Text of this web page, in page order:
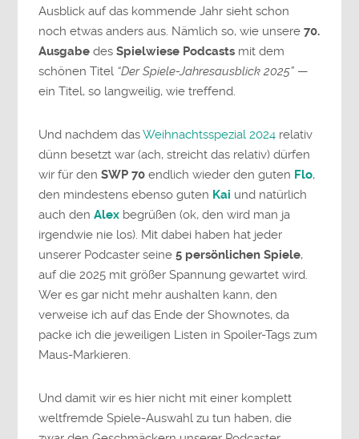
Ausblick auf das kommende Jahr sieht schon
noch etwas anders aus. Nämlich so, wie unsere70.
Ausgabe desSpielwiese Podcasts mit dem
schönen Titel “Der Spiele-Jahresausblick 2025” —
ein Titel, so langweilig, wie treffend.
Und nachdem dasWeihnachtsspezial 2024 relativ
dünn besetzt war (ach, streicht das relativ) dürfen
wir für denSWP 70 endlich wieder den guten Flo,
den mindestens ebenso guten Kai und natürlich
auch denAlex begrüßen (ok, den wird man ja
irgendwie nie los). Mit dabei haben hat jeder
unserer Podcaster seine5 persönlichen Spiele,
auf die 2025 mit größer Spannung gewartet wird.
Wer es gar nicht mehr aushalten kann, den
verweise ich auf das Ende der Shownotes, da
packe ich die jeweiligen Listen in Spoiler-Tags zum
Maus-Markieren.
Und damit wir es hier nicht mit einer komplett
weltfremde Spiele-Auswahl zu tun haben, die